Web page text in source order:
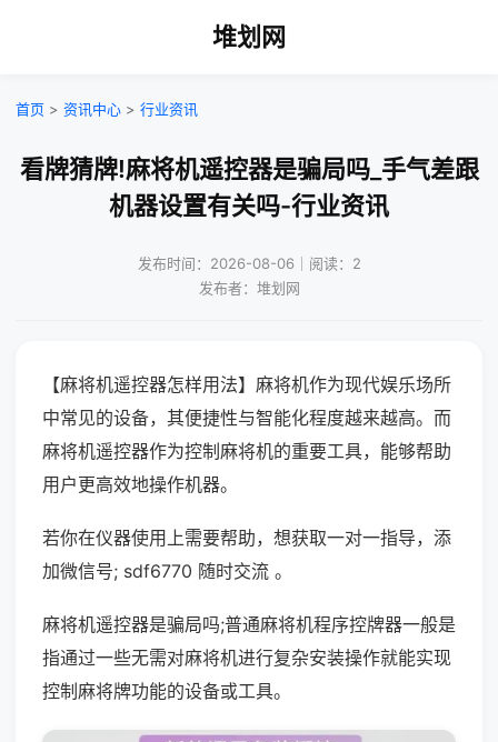
堆划网
首页 > 资讯中心 > 行业资讯
看牌猜牌!麻将机遥控器是骗局吗_手气差跟
机器设置有关吗-行业资讯
发布时间：2026-08-06｜阅读：2
发布者：堆划网
【麻将机遥控器怎样用法】麻将机作为现代娱乐场所
中常见的设备，其便捷性与智能化程度越来越高。而
麻将机遥控器作为控制麻将机的重要工具，能够帮助
用户更高效地操作机器。
若你在仪器使用上需要帮助，想获取一对一指导，添
加微信号; sdf6770 随时交流 。
麻将机遥控器是骗局吗;普通麻将机程序控牌器一般是
指通过一些无需对麻将机进行复杂安装操作就能实现
控制麻将牌功能的设备或工具。